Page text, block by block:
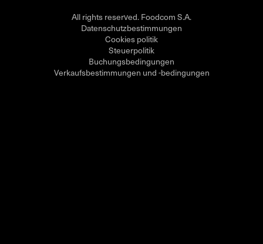
All rights reserved. Foodcom S.A.
Datenschutzbestimmungen
Cookies politik
Steuerpolitik
Buchungsbedingungen
Verkaufsbestimmungen und -bedingungen